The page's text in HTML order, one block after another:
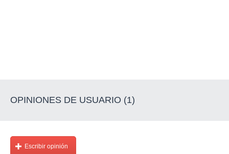
OPINIONES DE USUARIO (1)
Escribir opinión